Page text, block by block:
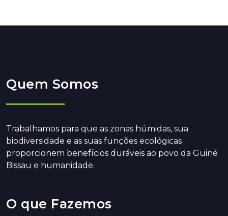
Quem Somos
Trabalhamos para que as zonas húmidas, sua
biodiversidade e as suas funções ecológicas
proporcionem benefícios duráveis ao povo da Guiné
Bissau e humanidade.
O que Fazemos